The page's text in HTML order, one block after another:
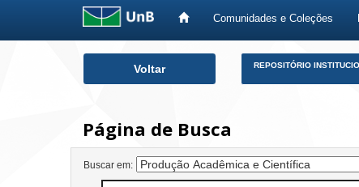
Comunidades e Coleções
Voltar REPOSITÓRIO
Página de Busca
Buscar em: